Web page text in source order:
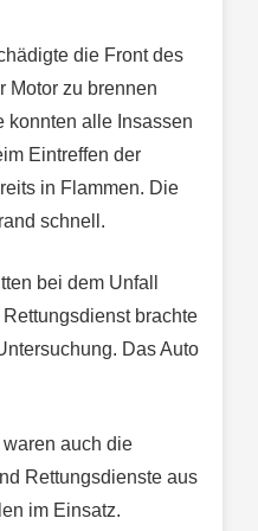
die Front des
Motor zu brennen
konnten alle Insassen
Eintreffen der
in Flammen. Die
schnell.
bei dem Unfall
brachte
Das Auto
auch die
Rettungsdienste aus
im Einsatz.